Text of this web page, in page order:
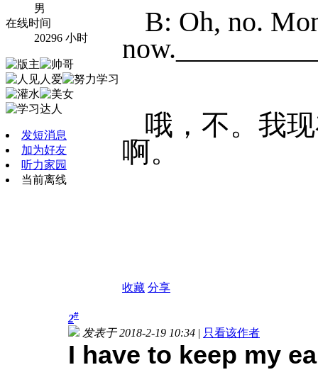
男
在线时间
20296 小时
发短消息
加为好友
听力家园
当前离线
B: Oh, no.
哦，不。我
啊。
收藏 分享
2#
发表于 2018-2-19 10:34 | 只看该作者
I have to keep my